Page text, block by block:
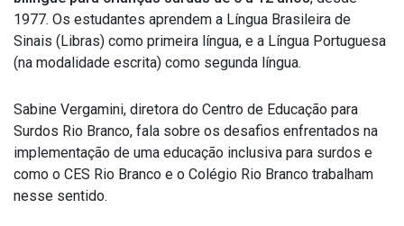
1977. Os estudantes aprendem a Língua Brasileira de
Sinais (Libras) como primeira língua, e a Língua Portuguesa
(na modalidade escrita) como segunda língua.
Sabine Vergamini, diretora do Centro de Educação para
Surdos Rio Branco, fala sobre os desafios enfrentados na
implementação de uma educação inclusiva para surdos e
como o CES Rio Branco e o Colégio Rio Branco trabalham
nesse sentido.